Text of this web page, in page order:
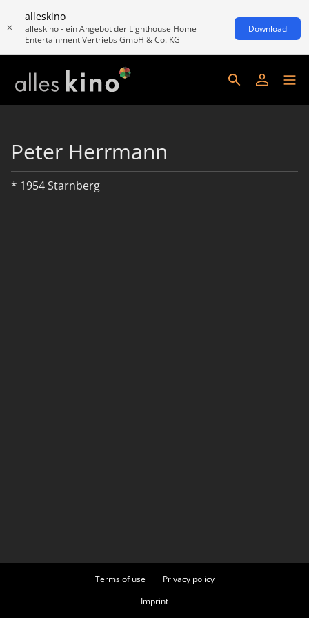
alleskino
alleskino - ein Angebot der Lighthouse Home
Entertainment Vertriebs GmbH & Co. KG
Download
Peter Herrmann
* 1954 Starnberg
Terms of use
Privacy policy
Imprint